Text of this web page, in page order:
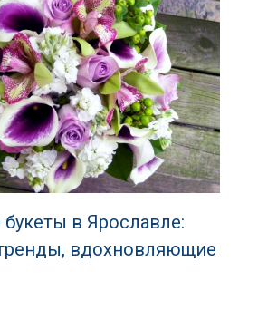
в Ярославле:
вдохновляющие